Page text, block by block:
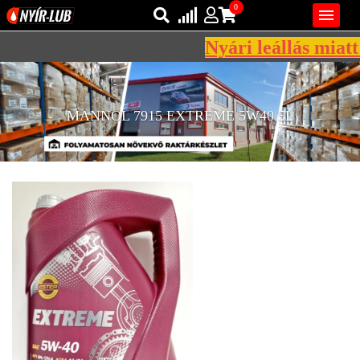
REGISZTRÁCIÓ
KENŐANYAGOK
IPARI
KENŐANYAGOK
MÁRKÁK
NORMÁK
VISZKOZITÁSOK
ADALÉKOK

Bejelentkezés
Regisztráció
0
AZ ÖN KOSARA ÜRES
Nyári leállás miatt
MANNOL 7915 EXTREME 5W40 5L